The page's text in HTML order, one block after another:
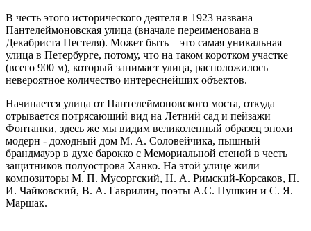
В честь этого исторического деятеля в 1923 названа
Пантелеймоновская улица (вначале переименована в
Декабриста Пестеля). Может быть – это самая уникальная
улица в Петербурге, потому, что на таком коротком участке
(всего 900 м), который занимает улица, расположилось
невероятное количество интереснейших объектов.
Начинается улица от Пантелеймоновского моста, откуда
отрывается потрясающий вид на Летний сад и пейзажи
Фонтанки, здесь же мы видим великолепный образец эпохи
модерн - доходный дом М. А. Соловейчика, пышный
брандмауэр в духе барокко с Мемориальной стеной в честь
защитников полуострова Ханко. На этой улице жили
композиторы М. П. Мусоргский, Н. А. Римский-Корсаков, П.
И. Чайковский, В. А. Гаврилин, поэты А.С. Пушкин и С. Я.
Маршак.